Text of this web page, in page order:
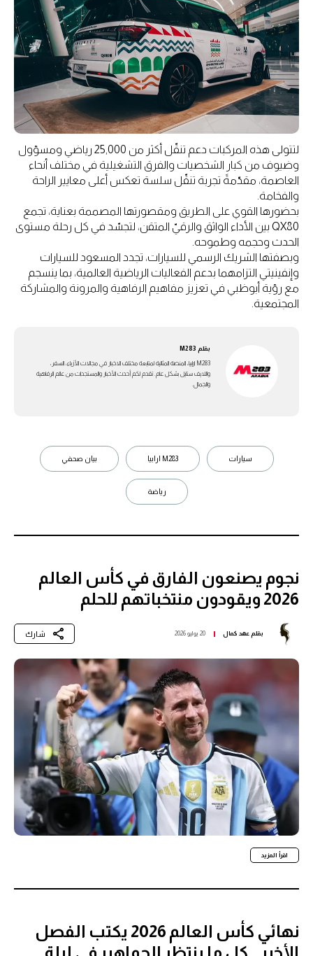
لتتولى هذه المركبات دعم تنقّل أكثر من 25,000 رياضي ومسؤول
وضيوف من كبار الشخصيات والفرق التشغيلية في مختلف أنحاء
العاصمة، مقدّمةً تجربة تنقّل سلسة تعكس أعلى معايير الراحة
والفخامة.
بحضورها القوي على الطريق ومقصورتها المصممة بعناية، تجمع
QX80 بين الأداء الواثق والرقيّ المتقن، لتجسّد في كل رحلة مستوى
الحدث وحجمه وطموحه.
وبصفتها الشريك الرسمي للسيارات، تجدد المسعود للسيارات
وإنفينيتي التزامهما بدعم الفعاليات الرياضية العالمية، بما ينسجم
مع رؤية أبوظبي في تعزيز مفاهيم الرفاهية والمرونة والمشاركة
المجتمعية.
بقلم M283
M283 ارابيا، المنصة المثالية لمتابعة مختلف الاخبار في مجالات الأزياء، السفر،
واللايف ستايل بشكل عام. تقدم لكم أحدث الأخبار والمستجدات من عالم الرفاهية
والجمال.
سيارات M283 ارابيا بيان صحفي
رياضة
نجوم يصنعون الفارق في كأس العالم
2026 ويقودون منتخباتهم للحلم
بقلمعهد كمال 20 يوليو 2026 شارك
اقرأ المزيد
نهائي كأس العالم 2026 يكتب الفصل